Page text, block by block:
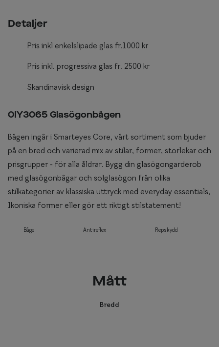
Detaljer
Pris inkl enkelslipade glas fr.1000 kr
Pris inkl. progressiva glas fr. 2500 kr
Skandinavisk design
0IY3065 Glasögonbågen
Bågen ingår i Smarteyes Core, vårt sortiment som bjuder
på en bred och varierad mix av stilar, former, storlekar och
prisgrupper - för alla åldrar. Bygg din glasögongarderob
med glasögonbågar och solglasögon från olika
stilkategorier av klassiska uttryck med everyday essentials,
Ikoniska former eller gör ett riktigt stilstatement!
Båge Antireflex Repskydd
Mått
Bredd